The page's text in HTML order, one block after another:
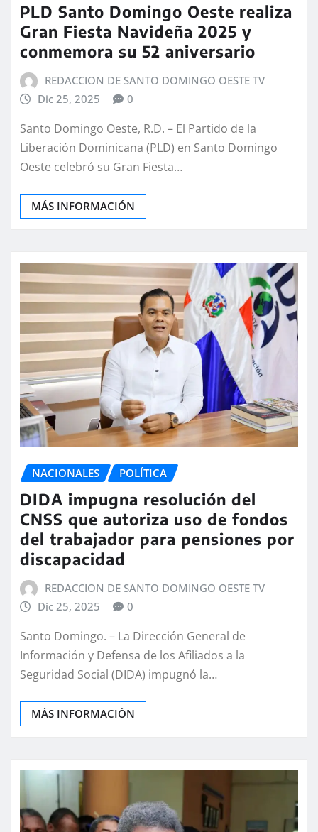
PLD Santo Domingo Oeste realiza
Gran Fiesta Navideña 2025 y
conmemora su 52 aniversario
REDACCION DE SANTO DOMINGO OESTE TV
Dic 25, 2025
0
Santo Domingo Oeste, R.D. – El Partido de la
Liberación Dominicana (PLD) en Santo Domingo
Oeste celebró su Gran Fiesta…
MÁS INFORMACIÓN
NACIONALES POLÍTICA
DIDA impugna resolución del
CNSS que autoriza uso de fondos
del trabajador para pensiones por
discapacidad
REDACCION DE SANTO DOMINGO OESTE TV
Dic 25, 2025
0
Santo Domingo. – La Dirección General de
Información y Defensa de los Afiliados a la
Seguridad Social (DIDA) impugnó la…
MÁS INFORMACIÓN